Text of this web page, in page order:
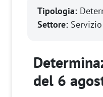
Tipologia:
Settore:
del 6